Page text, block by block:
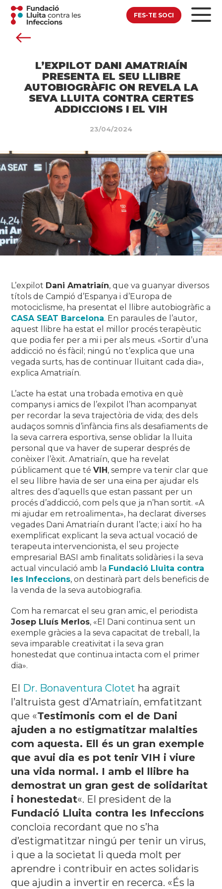
FES-TE SOCI
L’EXPILOT DANI AMATRIAÍN
PRESENTA EL SEU LLIBRE
AUTOBIOGRÀFIC ON REVELA LA
SEVA LLUITA CONTRA CERTES
ADDICCIONS I EL VIH
23/04/2024
L’expilot Dani Amatriaín, que va guanyar diversos
títols de Campió d’Espanya i d’Europa de
motociclisme, ha presentat el llibre autobiogràfic a
CASA SEAT Barcelona. En paraules de l’autor,
aquest llibre ha estat el millor procés terapèutic
que podia fer per a mi i per als meus. «Sortir d’una
addicció no és fàcil; ningú no t’explica que una
vegada surts, has de continuar lluitant cada dia»,
explica Amatriaín.
L’acte ha estat una trobada emotiva en què
companys i amics de l’expilot l’han acompanyat
per recordar la seva trajectòria de vida; des dels
audaços somnis d’infància fins als desafiaments de
la seva carrera esportiva, sense oblidar la lluita
personal que va haver de superar després de
conèixer l’èxit. Amatriaín, que ha revelat
públicament que téVIH , sempre va tenir clar que
el seu llibre havia de ser una eina per ajudar els
altres: des d’aquells que estan passant per un
procés d’addicció, com pels que ja n’han sortit. «A
mi ajudar em retroalimenta», ha declarat diverses
vegades Dani Amatriaín durant l’acte; i així ho ha
exemplificat explicant la seva actual vocació de
terapeuta intervencionista, el seu projecte
empresarial BASI amb finalitats solidàries i la seva
actual vinculació amb la Fundació Lluita contra
les Infeccions, on destinarà part dels beneficis de
la venda de la seva autobiografia.
Com ha remarcat el seu gran amic, el periodista
Josep Lluís Merlos, «El Dani continua sent un
exemple gràcies a la seva capacitat de treball, la
seva imparable creativitat i la seva gran
honestedat que continua intacta com el primer
dia».
El Dr. Bonaventura Clotet ha agraït
l’altruista gest d’Amatriaín, emfatitzant
que «Testimonis com el de Dani
ajuden a no estigmatitzar malalties
com aquesta. Ell és un gran exemple
que avui dia es pot tenir VIH i viure
una vida normal. I amb el llibre ha
demostrat un gran gest de solidaritat
i honestedat«. El president de la
Fundació Lluita contra les Infeccions
concloïa recordant que no s’ha
d’estigmatitzar ningú per tenir un virus,
i que a la societat li queda molt per
aprendre i contribuir en actes solidaris
que ajudin a invertir en recerca. «És la